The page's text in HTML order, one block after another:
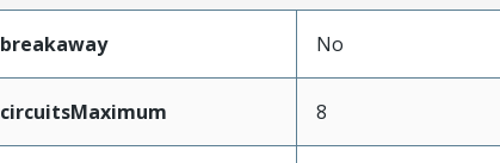
breakaway No
circuitsMaximum 8